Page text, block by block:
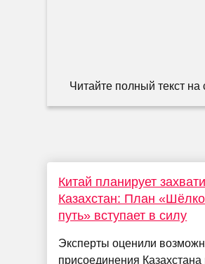
Читайте полный текст на
Китай планирует
Казахстан: План
путь» вступает в силу
Эксперты оценили
присоединения Казахстана